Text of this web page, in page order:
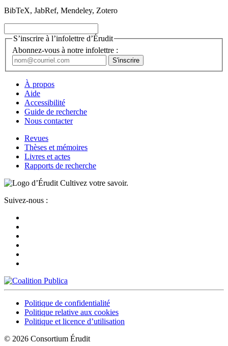
BibTeX, JabRef, Mendeley, Zotero
S’inscrire à l’infolettre d’Érudit
Abonnez-vous à notre infolettre :
À propos
Aide
Accessibilité
Guide de recherche
Nous contacter
Revues
Thèses et mémoires
Livres et actes
Rapports de recherche
Cultivez votre savoir.
Suivez-nous :
Politique de confidentialité
Politique relative aux cookies
Politique et licence d’utilisation
© 2026 Consortium Érudit